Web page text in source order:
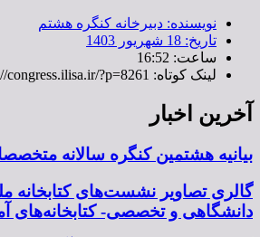
نویسنده: دبیرخانه کنگره هشتم
تاریخ: 18 شهریور 1403
ساعت: 16:52
لینک کوتاه: https://congress.ilisa.ir/?p=8261
آخرین اخبار
بیانیه هشتمین کنگره سالانه
گالری تصاویر نشست‌های کتابخانه
دانشگاهی و تخصصی- کتابخانه‌های